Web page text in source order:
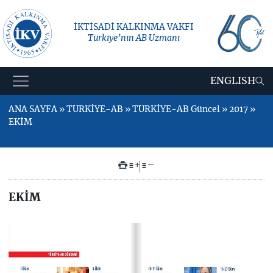
İKTİSADİ KALKINMA VAKFI
Türkiye’nin AB Uzmanı
ENGLISH
ANA SAYFA » TÜRKİYE-AB » TÜRKİYE-AB Güncel » 2017 »
EKİM
+ –
EKİM